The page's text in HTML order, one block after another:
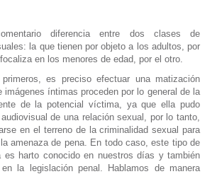
diferencia entre dos clases de
la que tienen por objeto a los adultos, por
en los menores de edad, por el otro.
es preciso efectuar una matización
imágenes íntimas proceden por lo general de la
de la potencial víctima, ya que ella pudo
de una relación sexual, por lo tanto,
en el terreno de la criminalidad sexual para
amenaza de pena. En todo caso, este tipo de
es harto conocido en nuestros días y también
la legislación penal. Hablamos de manera